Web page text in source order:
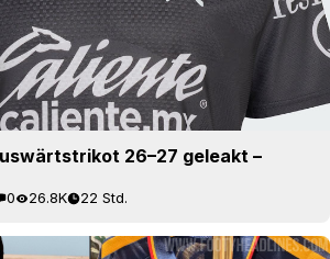
26–27 geleakt –
0 26.8K 22 Std.